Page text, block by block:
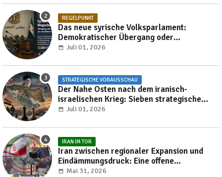
REGELPUNKT
Das neue syrische Volksparlament:
Demokratischer Übergang oder
Reproduktion autoritärer Herrschaft?
Juli 01, 2026
STRATEGISCHE VORAUSSCHAU
Der Nahe Osten nach dem iranisch-
israelischen Krieg: Sieben strategische
Transformationen, die die Region bis 2030
Juli 01, 2026
IRAN IM TOR
Iran zwischen regionaler Expansion und
Eindämmungsdruck: Eine offene
Verhandlung über die Neuordnung des
Mai 31, 2026